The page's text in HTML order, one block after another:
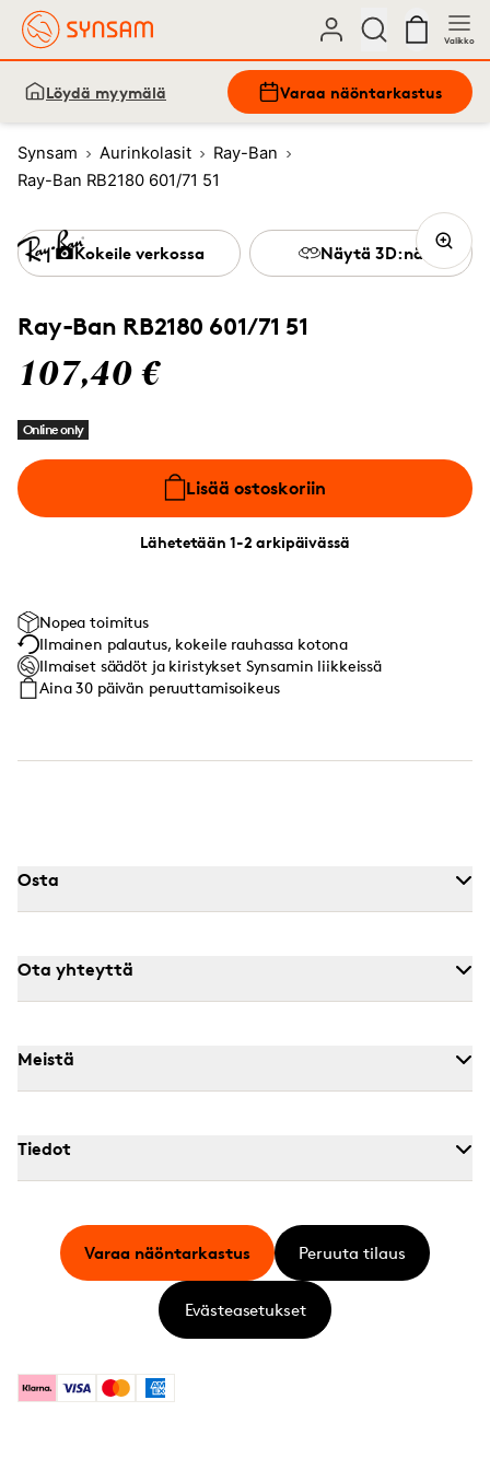
Valikko
Löydä myymälä Varaa näöntarkastus
Synsam Aurinkolasit
Ray-Ban
Ray-Ban RB2180 601/71 51
Ray-Ban RB2180 601/71 51
107,40 €
Online only
Lisää ostoskoriin
Lähetetään 1-2 arkipäivässä
Kokeile verkossa Näytä 3D:nä
Nopea toimitus
Ilmainen palautus, kokeile rauhassa kotona
Ilmaiset säädöt ja kiristykset Synsamin liikkeissä
Aina 30 päivän peruuttamisoikeus
Osta
Ota yhteyttä
Meistä
Tiedot
KlarnaVisa MastercardAmerican Express
Varaa näöntarkastus Peruuta tilaus
Evästeasetukset